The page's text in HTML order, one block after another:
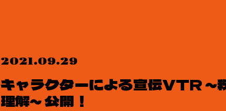
2021.09.29
キャラクターによる宣伝VTR ～
理解～ 公開！